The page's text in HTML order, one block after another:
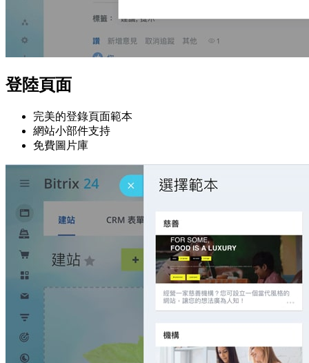
登陸頁面
完美的登錄頁面範本
網站小部件支持
免費圖片庫